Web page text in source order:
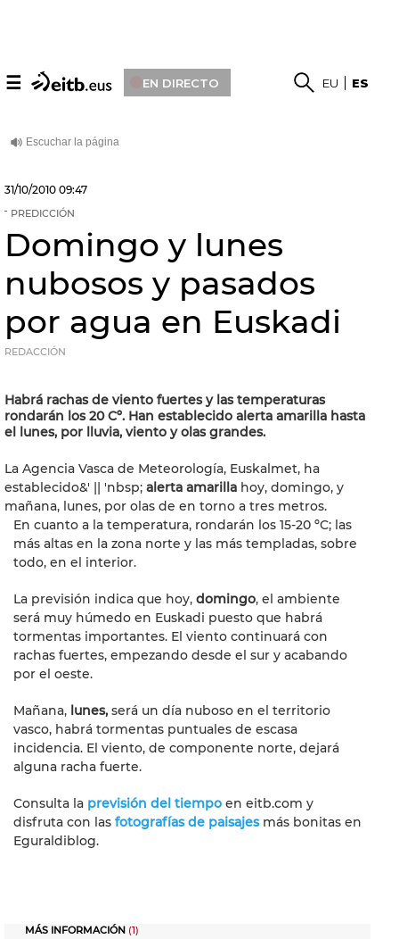
☰ EN DIRECTO EU ES
31/10/2010 09:47
PREDICCIÓN
Domingo y lunes
nubosos y pasados
por agua en Euskadi
REDACCIÓN
Habrá rachas de viento fuertes y las temperaturas
rondarán los 20 Cº. Han establecido alerta amarilla hasta
el lunes, por lluvia, viento y olas grandes.
La Agencia Vasca de Meteorología, Euskalmet, ha
establecido&' || 'nbsp; alerta amarilla hoy, domingo, y
mañana, lunes, por olas de en torno a tres metros.
En cuanto a la temperatura, rondarán los 15-20 ºC; las
más altas en la zona norte y las más templadas, sobre
todo, en el interior.
La previsión indica que hoy, domingo, el ambiente
será muy húmedo en Euskadi puesto que habrá
tormentas importantes. El viento continuará con
rachas fuertes, empezando desde el sur y acabando
por el oeste.
Mañana, lunes, será un día nuboso en el territorio
vasco, habrá tormentas puntuales de escasa
incidencia. El viento, de componente norte, dejará
alguna racha fuerte.
Consulta la previsión del tiempo en eitb.com y
disfruta con las fotografías de paisajesmás bonitas en
Eguraldiblog.
MÁS INFORMACIÓN (1)